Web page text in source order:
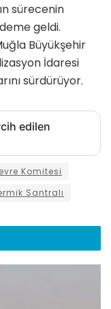
sürecenin
geldi.
Büyükşehir
İdaresi
sürdürüyor.
edilen
Komitesi
Santralı